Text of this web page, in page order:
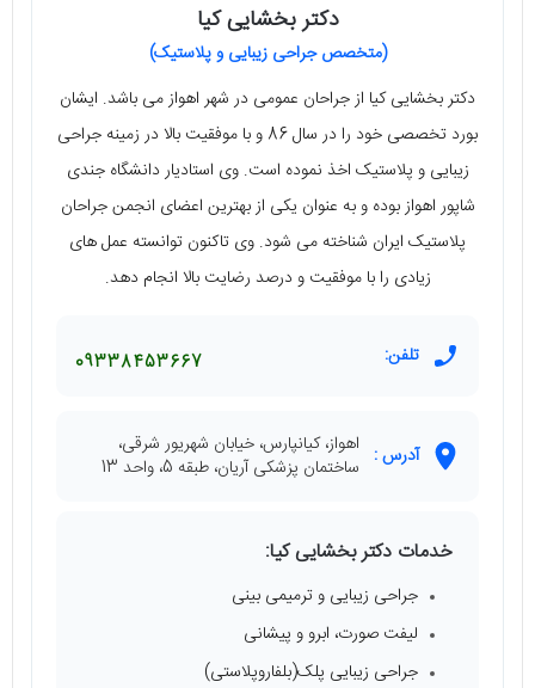
دکتر بخشایی کیا
(متخصص جراحی زیبایی و پلاستیک)
دکتر بخشایی کیا از جراحان عمومی در شهر اهواز می‌ باشد. ایشان
بورد تخصصی خود را در سال 86 و با موفقیت بالا در زمینه‌ جراحی
زیبایی و پلاستیک اخذ نموده است. وی استادیار دانشگاه جندی
شاپور اهواز بوده و به عنوان یکی از بهترین اعضای انجمن جراحان
پلاستیک ایران شناخته می‌ شود. وی تاکنون توانسته عمل‌ های
زیادی را با موفقیت و درصد رضایت بالا انجام دهد.
تلفن: 09338453667
آدرس : اهواز، کیانپارس، خیابان شهریور شرقی،
ساختمان پزشکی آریان، طبقه 5، واحد 13
خدمات دکتر بخشایی کیا:
جراحی زیبایی و ترمیمی بینی
لیفت صورت، ابرو و پیشانی
جراحی زیبایی پلک(بلفاروپلاستی)